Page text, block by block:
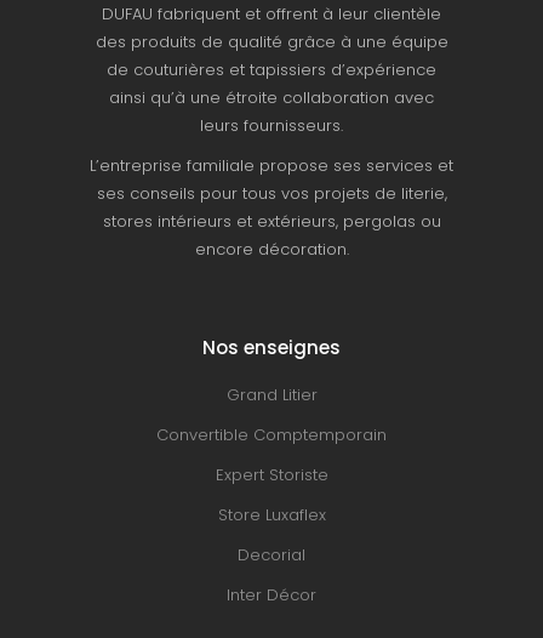
DUFAU fabriquent et offrent à leur clientèle
des produits de qualité grâce à une équipe
de couturières et tapissiers d’expérience
ainsi qu’à une étroite collaboration avec
leurs fournisseurs.
L’entreprise familiale propose ses services et
ses conseils pour tous vos projets de literie,
stores intérieurs et extérieurs, pergolas ou
encore décoration.
Nos enseignes
Grand Litier
Convertible Comptemporain
Expert Storiste
Store Luxaflex
Decorial
Inter Décor